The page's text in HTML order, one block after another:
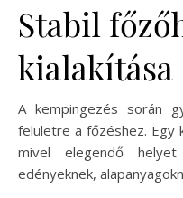
Stabil
kialakítása
A kempingezés során
felületre a főzéshez. Egy
mivel elegendő
edényeknek,